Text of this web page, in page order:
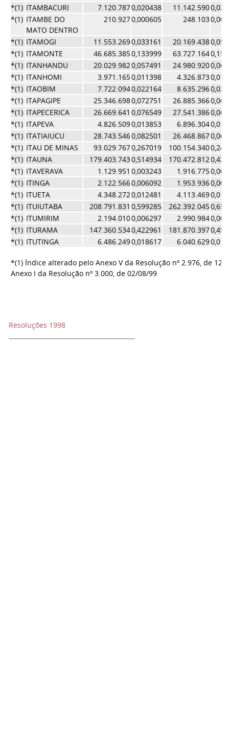
*(1) ITAMBACURI 7.120.7870,020438 11.142.590
*(1) ITAMBE DO
MATO DENTRO
210.9270,000605 248.103
*(1) ITAMOGI 11.553.2690,033161 20.169.438
*(1) ITAMONTE 46.685.3850,133999 63.727.164
*(1) ITANHANDU 20.029.9820,057491 24.980.920
*(1) ITANHOMI 3.971.1650,011398 4.326.873
*(1) ITAOBIM 7.722.0940,022164 8.635.296
*(1) ITAPAGIPE 25.346.6980,072751 26.885.366
*(1) ITAPECERICA 26.669.641 0,076549 27.541.386
*(1) ITAPEVA 4.826.5090,013853 6.896.304
*(1) ITATIAIUCU 28.743.5460,082501 26.468.867
*(1) ITAU DE MINAS 93.029.7670,267019 100.154.340
*(1) ITAUNA 179.403.7430,514934 170.472.812
*(1) ITAVERAVA 1.129.951 0,003243 1.916.775
*(1) ITINGA 2.122.5660,006092 1.953.936
*(1) ITUETA 4.348.2720,012481 4.113.469
*(1) ITUIUTABA 208.791.831 0,599285 262.392.045
*(1) ITUMIRIM 2.194.0100,006297 2.990.984
*(1) ITURAMA 147.360.5340,422961 181.870.397
*(1) ITUTINGA 6.486.2490,018617 6.040.629
*(1) Índice alterado pelo Anexo V da Resolução nº 2.976, de 12/
Anexo I da Resolução nº 3.000, de 02/08/99
Resoluções 1998